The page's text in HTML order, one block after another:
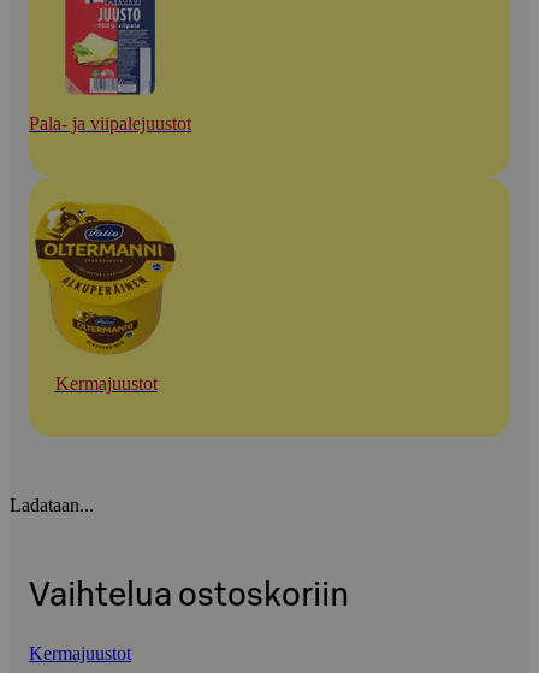
Pala- ja viipalejuustot
Kermajuustot
Ladataan...
Vaihtelua ostoskoriin
Kermajuustot